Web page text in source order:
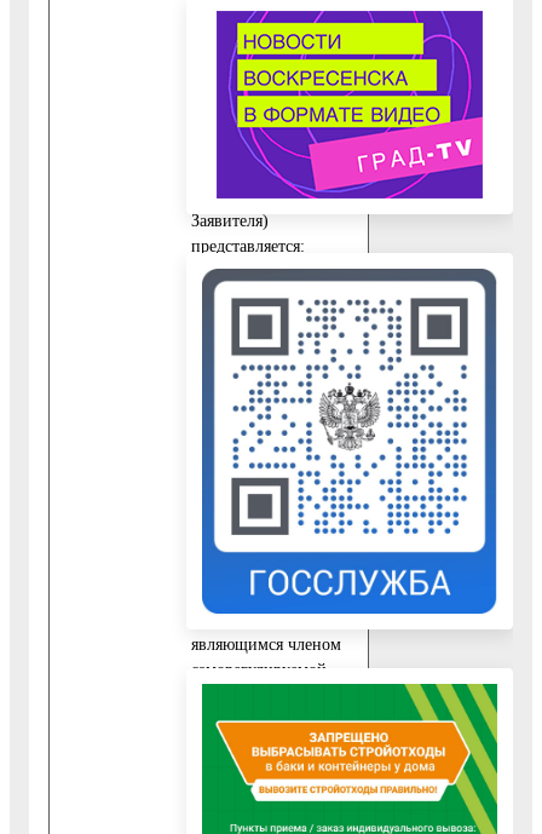
Государственной
услуги
10.1. Для
предоставления
Государственной
услуги Заявителем
(представителем
Заявителя)
представляется:
10.1.1. Схема
расположения
земельного участка на
кадастровом плане
территории с
указанием координат
характерных точек
границ территории,
подготовленная
кадастровым
инженером, имеющим
действующий
квалификационный
аттестат и
являющимся членом
саморегулируемой
приведена в
приложении 6 к
настоящему
Административному
регламенту.